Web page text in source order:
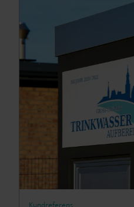
Kundreferens